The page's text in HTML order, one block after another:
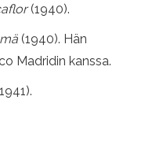
(1940).
(1940). Hän
Madridin kanssa.